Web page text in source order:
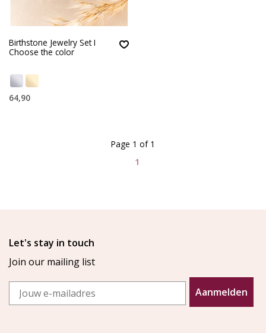
Birthstone Jewelry Set I
Choose the color
64,90
1
Page 1 of 1
Let's stay in touch
Join our mailing list
Email
Aanmelden